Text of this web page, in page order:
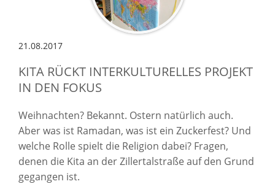
21.08.2017
KITA RÜCKT INTERKULTURELLES PROJEKT
IN DEN FOKUS
Weihnachten? Bekannt. Ostern natürlich auch.
Aber was ist Ramadan, was ist ein Zuckerfest? Und
welche Rolle spielt die Religion dabei? Fragen,
denen die Kita an der Zillertalstraße auf den Grund
gegangen ist.